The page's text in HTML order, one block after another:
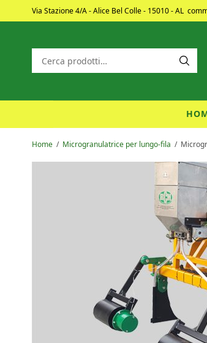
Via Stazione 4/A - Alice Bel Colle - 15010 - AL
Home / Microgranulatrice per lungo-fila /